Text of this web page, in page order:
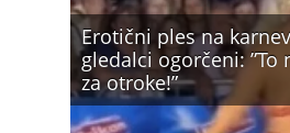
Erotični ples na
gledalci ogorčeni:
za otroke!”